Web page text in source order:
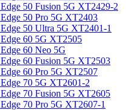
50 Fusion 5G XT2429-2
50 Pro 5G XT2403
50 Ultra 5G XT2401-1
60 5G XT2505
60 Neo 5G
60 Fusion 5G XT2503
60 Pro 5G XT2507
70 5G XT2601-2
70 Fusion 5G XT2605
70 Pro 5G XT2607-1